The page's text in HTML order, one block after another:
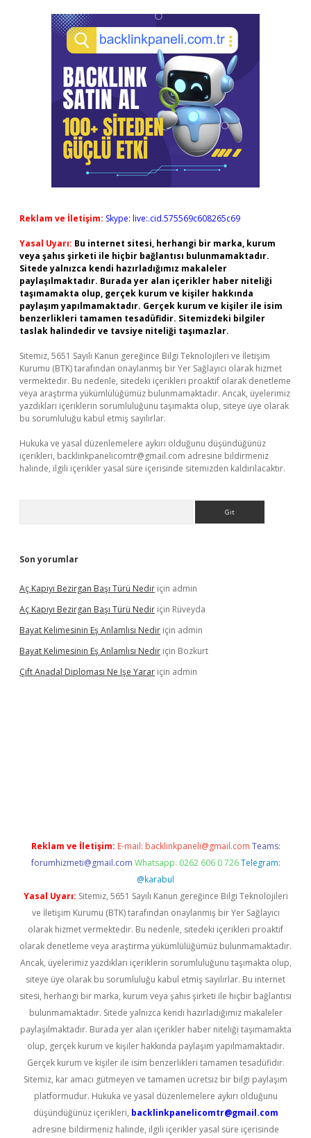
Reklam ve İletişim: Skype: live:.cid.575569c608265c69
Yasal Uyarı: Bu internet sitesi, herhangi bir marka, kurum
veya şahıs şirketi ile hiçbir bağlantısı bulunmamaktadır.
Sitede yalnızca kendi hazırladığımız makaleler
paylaşılmaktadır. Burada yer alan içerikler haber niteliği
taşımamakta olup, gerçek kurum ve kişiler hakkında
paylaşım yapılmamaktadır. Gerçek kurum ve kişiler ile isim
benzerlikleri tamamen tesadüfidir. Sitemizdeki bilgiler
taslak halindedir ve tavsiye niteliği taşımazlar.
Sitemiz, 5651 Sayılı Kanun gereğince Bilgi Teknolojileri ve İletişim
Kurumu (BTK) tarafından onaylanmış bir Yer Sağlayıcı olarak hizmet
vermektedir. Bu nedenle, sitedeki içerikleri proaktif olarak denetleme
veya araştırma yükümlülüğümüz bulunmamaktadır. Ancak, üyelerimiz
yazdıkları içeriklerin sorumluluğunu taşımakta olup, siteye üye olarak
bu sorumluluğu kabul etmiş sayılırlar.
Hukuka ve yasal düzenlemelere aykırı olduğunu düşündüğünüz
içerikleri, backlinkpanelicomtr@gmail.com adresine bildirmeniz
halinde, ilgili içerikler yasal süre içerisinde sitemizden kaldırılacaktır.
Son yorumlar
Aç Kapıyı Bezirgan Başı Türü Nedir için admin
Aç Kapıyı Bezirgan Başı Türü Nedir için Rüveyda
Bayat Kelimesinin Eş Anlamlısı Nedir için admin
Bayat Kelimesinin Eş Anlamlısı Nedir için Bozkurt
Çift Anadal Diploması Ne Işe Yarar için admin
Reklam ve İletişim: E-mail: backlinkpaneli@gmail.com Teams:
forumhizmeti@gmail.com Whatsapp: 0262 606 0 726 Telegram:
@karabul
Yasal Uyarı: Sitemiz, 5651 Sayılı Kanun gereğince Bilgi Teknolojileri
ve İletişim Kurumu (BTK) tarafından onaylanmış bir Yer Sağlayıcı
olarak hizmet vermektedir. Bu nedenle, sitedeki içerikleri proaktif
olarak denetleme veya araştırma yükümlülüğümüz bulunmamaktadır.
Ancak, üyelerimiz yazdıkları içeriklerin sorumluluğunu taşımakta olup,
siteye üye olarak bu sorumluluğu kabul etmiş sayılırlar. Bu internet
sitesi, herhangi bir marka, kurum veya şahıs şirketi ile hiçbir bağlantısı
bulunmamaktadır. Sitede yalnızca kendi hazırladığımız makaleler
paylaşılmaktadır. Burada yer alan içerikler haber niteliği taşımamakta
olup, gerçek kurum ve kişiler hakkında paylaşım yapılmamaktadır.
Gerçek kurum ve kişiler ile isim benzerlikleri tamamen tesadüfidir.
Sitemiz, kar amacı gütmeyen ve tamamen ücretsiz bir bilgi paylaşım
platformudur. Hukuka ve yasal düzenlemelere aykırı olduğunu
düşündüğünüz içerikleri, backlinkpanelicomtr@gmail.com
adresine bildirmeniz halinde, ilgili içerikler yasal süre içerisinde